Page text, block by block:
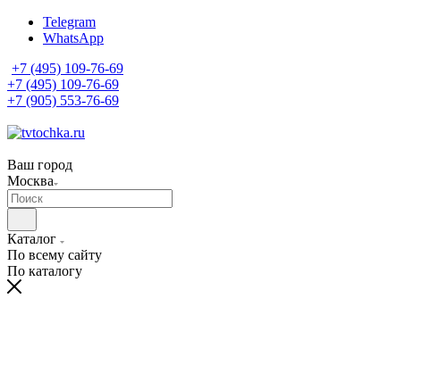
Telegram
WhatsApp
+7 (495) 109-76-69
+7 (495) 109-76-69
+7 (905) 553-76-69
Ваш город
Москва
Каталог
По всему сайту
По каталогу